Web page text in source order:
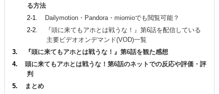
る方法
Dailymotion・Pandora・miomioでも閲覧可能？
『頭に来てもアホとは戦うな！』第6話を配信している
主要ビデオオンデマンド(VOD)一覧
『頭に来てもアホとは戦うな！』第6話を観た感想
頭に来てもアホとは戦うな！第6話のネットでの反応や評価・評
判
まとめ